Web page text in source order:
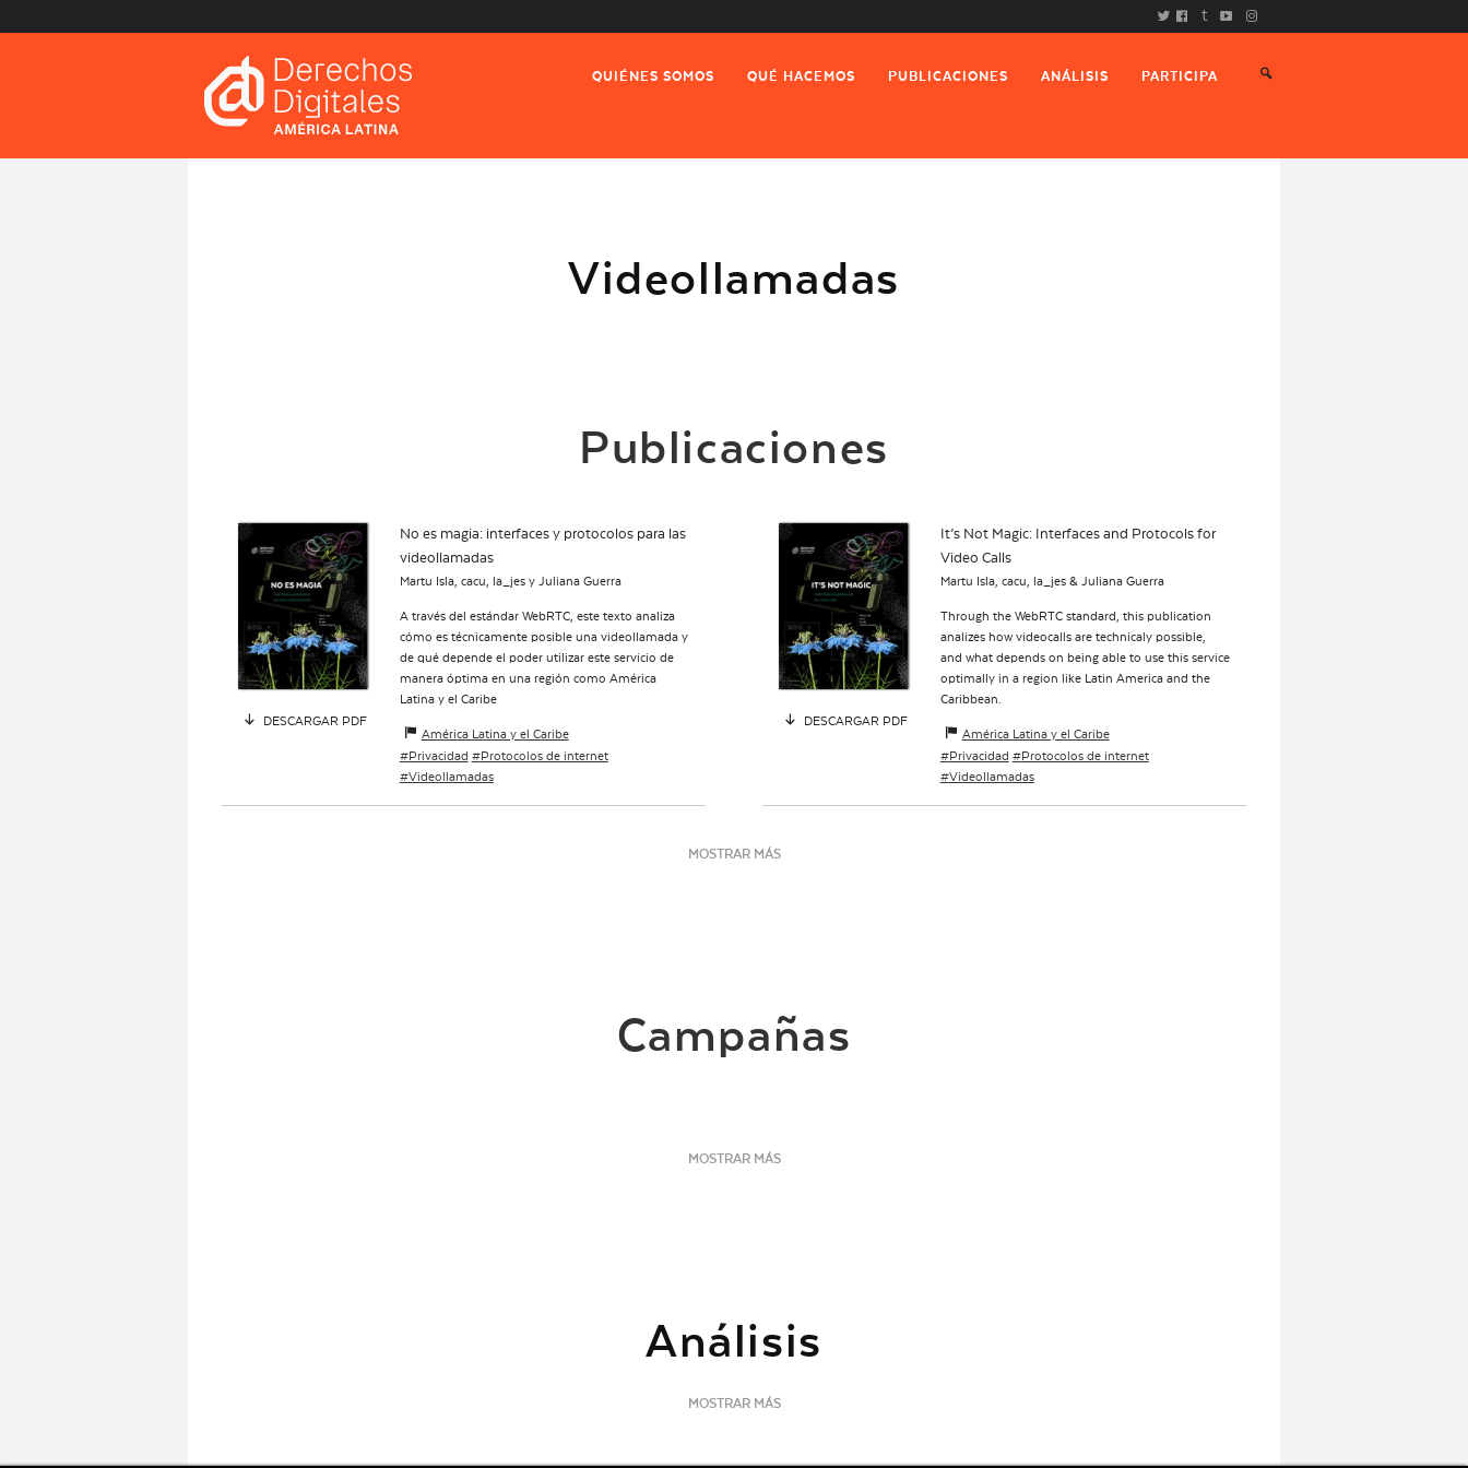
t
QUIÉNES SOMOS QUÉ HACEMOS PUBLICACIONES ANÁLISIS PARTICIPA
Videollamadas
Publicaciones
DESCARGAR PDF
No es magia: interfaces y protocolos para las
videollamadas
Martu Isla, cacu, la_jes y Juliana Guerra
A través del estándar WebRTC, este texto analiza
cómo es técnicamente posible una videollamada y
de qué depende el poder utilizar este servicio de
manera óptima en una región como América
Latina y el Caribe
América Latina y el Caribe
Privacidad
Protocolos de internet
Videollamadas
DESCARGAR PDF
It’s Not Magic: Interfaces and Protocols for
Video Calls
Martu Isla, cacu, la_jes & Juliana Guerra
Through the WebRTC standard, this publication
analizes how videocalls are technicaly possible,
and what depends on being able to use this service
optimally in a region like Latin America and the
Caribbean.
América Latina y el Caribe
Privacidad
Protocolos de internet
Videollamadas
MOSTRAR MÁS
Campañas
MOSTRAR MÁS
Análisis
MOSTRAR MÁS